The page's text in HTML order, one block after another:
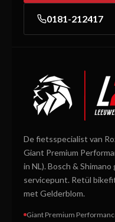
0181-212417
De fietsspecialist van
Giant Premium
in NL). Bosch &
servicepunt. Retül
met Gelderblom.
Giant Premium